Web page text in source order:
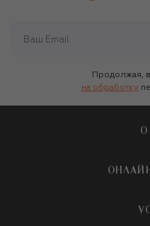
Продолжая,
на обработку
О
О